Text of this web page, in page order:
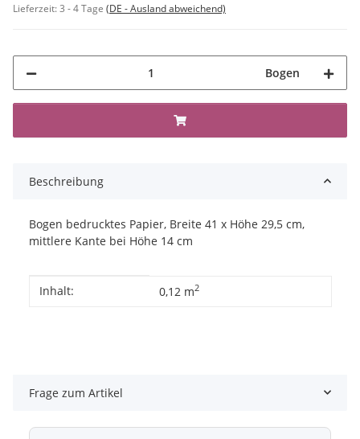
Lieferzeit:3 - 4 Tage (DE - Ausland abweichend)
Bogen
Beschreibung
Bogen bedrucktes Papier, Breite 41 x Höhe 29,5 cm,
mittlere Kante bei Höhe 14 cm
Produkteigenschaft
Wert
Inhalt: 0,12 m2
Frage zum Artikel